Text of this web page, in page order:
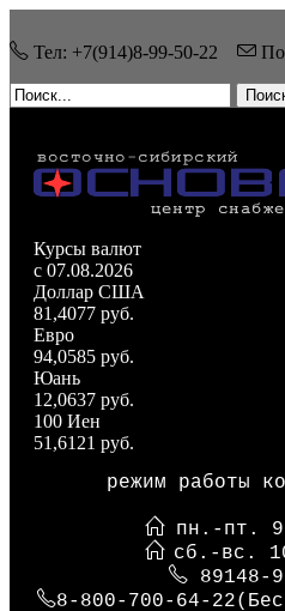
Тел: +7(914)8-99-50-22
Курсы валют
c 07.08.2026
Доллар США
81,4077 руб.
Евро
94,0585 руб.
Юань
12,0637 руб.
100 Иен
51,6121 руб.
режим
пн.-пт.
сб.-вс.
89148-
8-800-700-64-